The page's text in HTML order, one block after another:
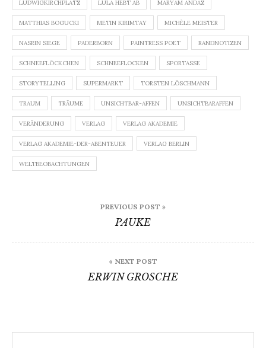
LUDWIGKIRCHPLATZ LULA HEBT AB MARYAM ANDAZ
MATTHIAS BOGUCKI METIN KIRIMTAY MICHÈLE MEISTER
NASRIN SIEGE PADERBORN PAINTRESS POET RANDNOTIZEN
SCHNEEFLÖCKCHEN SCHNEEFLOCKEN SPORTASSE
STORYTELLING SUPERMARKT TORSTEN LÖSCHMANN
TRAUM TRÄUME UNSICHTBAR-AFFEN UNSICHTBARAFFEN
VERÄNDERUNG VERLAG VERLAG AKADEMIE
VERLAG AKADEMIE-DER-ABENTEUER VERLAG BERLIN
WELTBEOBACHTUNGEN
PREVIOUS POST »
PAUKE
« NEXT POST
ERWIN GROSCHE